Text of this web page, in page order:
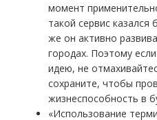
момент
такой сервис казался
же он активно
городах. Поэтому
идею, не
сохраните, чтобы
жизнеспособность в
«Использование